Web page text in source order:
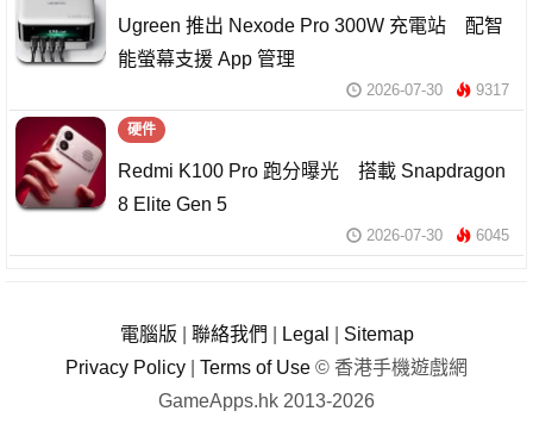
Ugreen 推出 Nexode Pro 300W 充電站 配智
能螢幕支援 App 管理
2026-07-30 9317
硬件
Redmi K100 Pro 跑分曝光 搭載 Snapdragon
8 Elite Gen 5
2026-07-30 6045
電腦版 聯絡我們 Legal
Sitemap
Privacy Policy
Terms of Use © 香港手機遊戲網
GameApps.hk 2013-2026